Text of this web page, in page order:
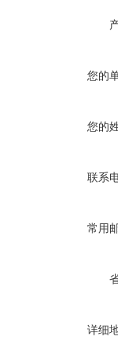
您的
您的
联系
常用
详细